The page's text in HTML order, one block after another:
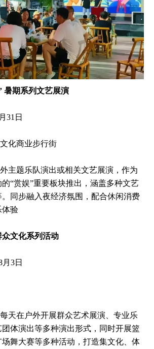
暑期系列文艺展演
31日
化商业步行街
主题乐队演出或相关文艺展演，作为
“赏娱”重要板块推出，涵盖多种文艺
同步融入夜经济氛围，配合休闲消费
体验
众文化系列活动
3日
天在户外开展群众艺术展演、专业乐
体演出等多种演出形式，同时开展篮
舞大赛等多种活动，打造集文化、体